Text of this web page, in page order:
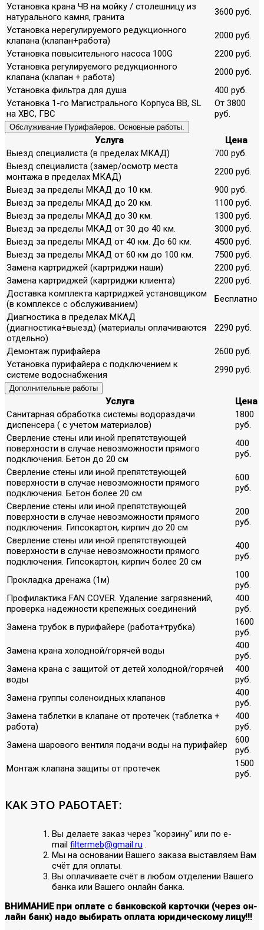
Установка крана ЧВ на мойку / столешницу из
натурального камня, гранита
3600 руб.
Установка нерегулируемого редукционного
клапана (клапан+работа)
2000 руб.
Установка повысительного насоса 100G
2200 руб.
Установка регулируемого редукционного
клапана (клапан + работа)
2000 руб.
Установка фильтра для душа
400 руб.
Установка 1-го Магистрального Корпуса ВВ, SL
на ХВС, ГВС
От 3800
руб.
Обслуживание Пурифайеров. Основные работы.
Услуга
Цена
Выезд специалиста (в пределах МКАД)
700 руб.
Выезд специалиста (замер/осмотр места
монтажа в пределах МКАД)
2200 руб.
Выезд за пределы МКАД до 10 км.
900 руб.
Выезд за пределы МКАД до 20 км.
1100 руб.
Выезд за пределы МКАД до 30 км.
1300 руб.
Выезд за пределы МКАД от 30 до 40 км.
3000 руб.
Выезд за пределы МКАД от 40 км. До 60 км.
4500 руб.
Выезд за пределы МКАД от 60 км до 100 км.
7500 руб.
Замена картриджей (картриджи наши)
2200 руб.
Замена картриджей (картриджи клиента)
2200 руб.
Доставка комплекта картриджей установщиком
(в комплексе с обслуживанием)
Бесплатно
Диагностика в пределах МКАД
(диагностика+выезд) (материалы оплачиваются
отдельно)
2290 руб.
Демонтаж пурифайера
2600 руб.
Установка пурифайера с подключением к
системе водоснабжения
2990 руб.
Дополнительные работы
Услуга
Цена
Санитарная обработка системы водораздачи
диспенсера ( с учетом материалов)
1800
руб.
Сверление стены или иной препятствующей
поверхности в случае невозможности прямого
подключения. Бетон до 20 см
400
руб.
Сверление стены или иной препятствующей
поверхности в случае невозможности прямого
подключения. Бетон более 20 см
600
руб.
Сверление стены или иной препятствующей
поверхности в случае невозможности прямого
подключения. Гипсокартон, кирпич до 20 см
200
руб.
Сверление стены или иной препятствующей
поверхности в случае невозможности прямого
подключения. Гипсокартон, кирпич более 20 см
400
руб.
Прокладка дренажа (1м)
100
руб.
Профилактика FAN COVER. Удаление загрязнений,
проверка надежности крепежных соединений
400
руб.
Замена трубок в пурифайере (работа+трубка)
1600
руб.
Замена крана холодной/горячей воды
400
руб.
Замена крана с защитой от детей холодной/горячей
воды
400
руб.
Замена группы соленоидных клапанов
400
руб.
Замена таблетки в клапане от протечек (таблетка +
работа)
400
руб.
Замена шарового вентиля подачи воды на пурифайер
600
руб.
Монтаж клапана защиты от протечек
1500
руб.
КАК ЭТО РАБОТАЕТ:
Вы делаете заказ через "корзину" или по е-
mail filtermeb@gmail.ru
Мы на основании Вашего заказа выставляем Вам
счёт для оплаты.
Вы оплачиваете счёт в любом отделении Вашего
банка или Вашего онлайн банка.
ВНИМАНИЕ при оплате с банковской карточки (через он-
лайн банк) надо выбирать оплата юридическому лицу!!!